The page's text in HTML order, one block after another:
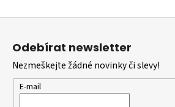
Z
Odebírat newsletter
Nezmeškejte žádné novinky či slevy!
E-mail